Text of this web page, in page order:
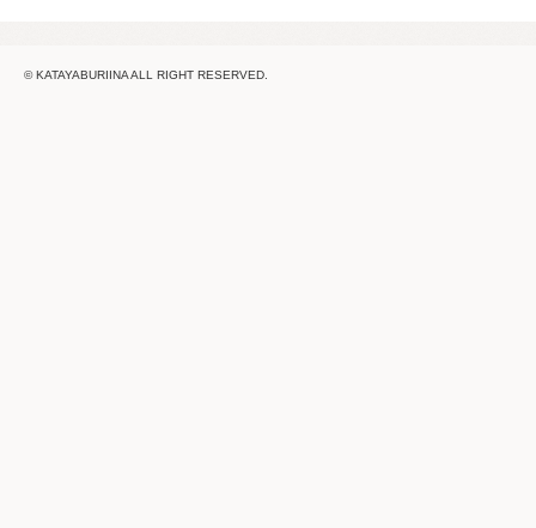
© KATAYABURIINA ALL RIGHT RESERVED.